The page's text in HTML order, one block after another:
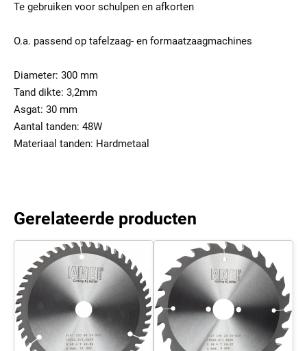
Te gebruiken voor schulpen en afkorten
O.a. passend op tafelzaag- en formaatzaagmachines
Diameter: 300 mm
Tand dikte: 3,2mm
Asgat: 30 mm
Aantal tanden: 48W
Materiaal tanden: Hardmetaal
Gerelateerde producten